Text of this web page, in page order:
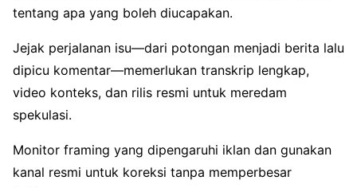
tentang apa yang boleh diucapakan.
Jejak perjalanan isu—dari potongan menjadi berita lalu
dipicu komentar—memerlukan transkrip lengkap,
video konteks, dan rilis resmi untuk meredam
spekulasi.
Monitor framing yang dipengaruhi iklan dan gunakan
kanal resmi untuk koreksi tanpa memperbesar